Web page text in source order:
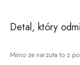
Detal, który
Mimo że narzuta to z